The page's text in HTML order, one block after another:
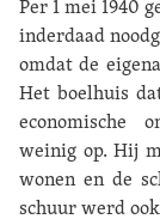
Per 1 mei 1940
inderdaad
omdat de
Het boelhuis
economische
weinig op. Hij
wonen en de
schuur werd